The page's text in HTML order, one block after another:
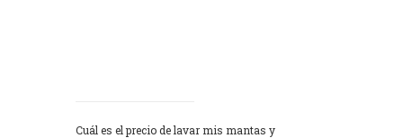
Cuál es el precio de lavar mis mantas y